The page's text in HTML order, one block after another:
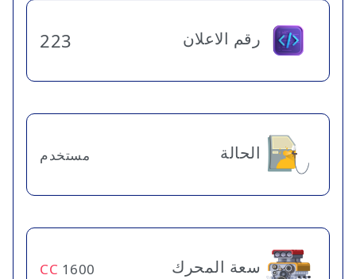
رقم الاعلان 223
الحالة مستخدم
سعة المحرك 1600
CC